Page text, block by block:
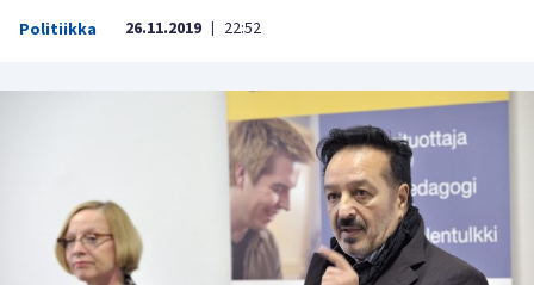
Politiikka 26.11.2019 | 22:52